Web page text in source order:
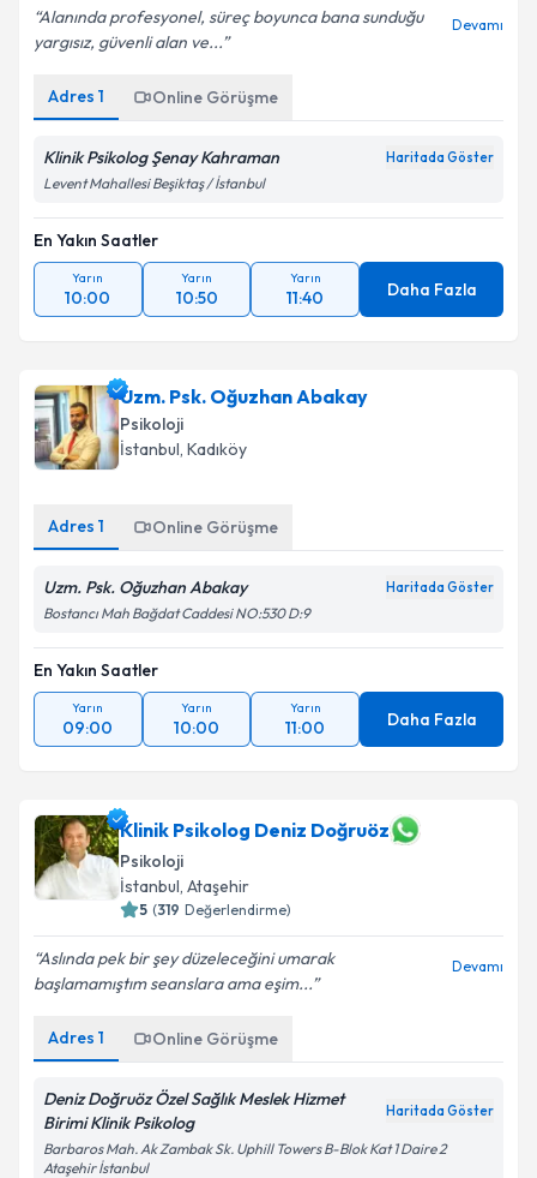
Alanında profesyonel, süreç boyunca bana sunduğu
yargısız, güvenli alan ve...
Devamı
Adres 1 Online Görüşme
Klinik Psikolog Şenay Kahraman Haritada Göster
Levent Mahallesi Beşiktaş / İstanbul
En Yakın Saatler
Yarın
10:00
Yarın
10:50
Yarın
11:40 Daha Fazla
Uzm. Psk. Oğuzhan Abakay
Psikoloji
İstanbul, Kadıköy
Adres 1 Online Görüşme
Uzm. Psk. Oğuzhan Abakay Haritada Göster
Bostancı Mah Bağdat Caddesi NO:530 D:9
En Yakın Saatler
Yarın
09:00
Yarın
10:00
Yarın
11:00 Daha Fazla
Klinik Psikolog Deniz Doğruöz
Psikoloji
İstanbul, Ataşehir
5 (319 Değerlendirme)
Aslında pek bir şey düzeleceğini umarak
başlamamıştım seanslara ama eşim...
Devamı
Adres 1 Online Görüşme
Deniz Doğruöz Özel Sağlık Meslek Hizmet
Birimi Klinik Psikolog
Haritada Göster
Barbaros Mah. Ak Zambak Sk. Uphill Towers B-Blok Kat 1 Daire 2
Ataşehir İstanbul